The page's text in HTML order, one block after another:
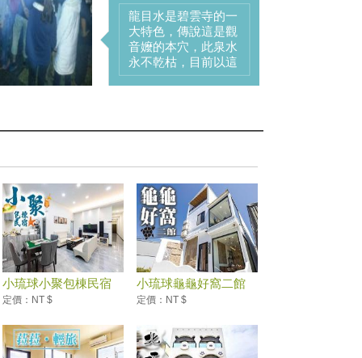
竹林生態濕地公園是
小琉球第一座生態溼
地公園，溼地公園引
用碧雲寺前的竹林中
一處不斷湧出的泉
下，此景融合了竹
林、涼亭與美人蕉花
叢，不僅營造出多樣
化生態的生存環境，
更充滿文靜、典雅之
美。
小琉球小聚包棟民宿
定價：NT $
小琉球龜龜好窩二館
定價：NT $